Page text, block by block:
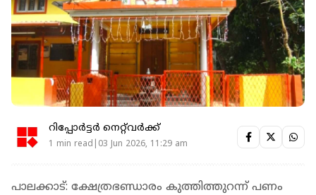
റിപ്പോർട്ടർ നെറ്റ്‌വര്‍ക്ക്‌
1 min read|03 Jun 2026, 11:29 am
പാലക്കാട്: ക്ഷേത്രഭണ്ഡാരം കുത്തിത്തുറന്ന് പണം